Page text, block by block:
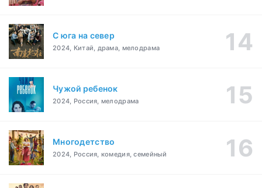
С юга на север
2024, Китай, драма, мелодрама
Чужой ребенок
2024, Россия, мелодрама
Многодетство
2024, Россия, комедия, семейный